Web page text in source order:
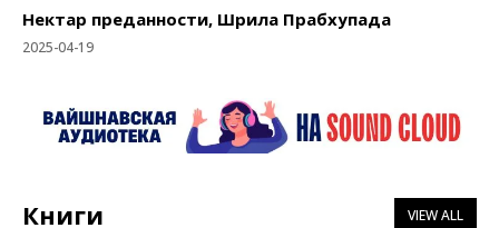
Нектар преданности, Шрила Прабхупада
2025-04-19
Книги VIEW ALL